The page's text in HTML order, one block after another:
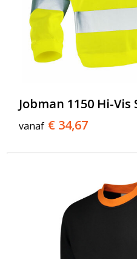
Jobman 1150 Hi-
vanaf € 34,67